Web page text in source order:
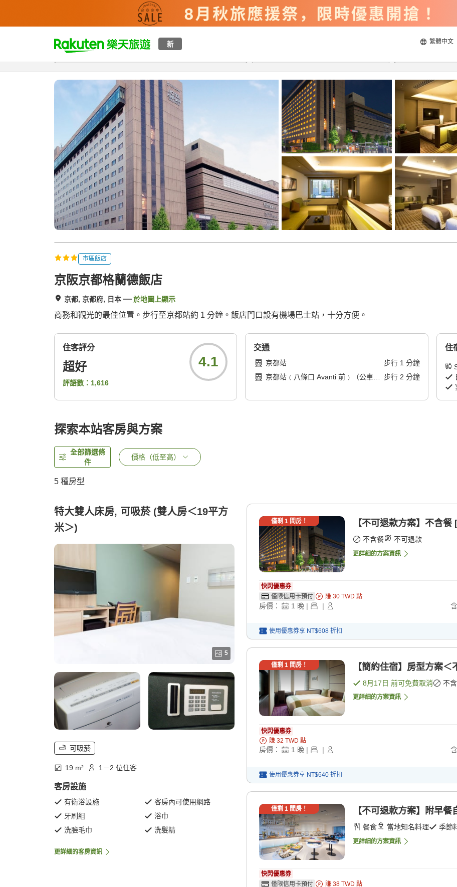
新 繁體中文
t
p
a
r
c
h
總覽客房與方案評語特點設施
市區飯店
京阪京都格蘭德飯店
京都, 京都府, 日本 於地圖上顯示
商務和觀光的最佳位置。步行至京都站約 1 分鐘。飯店門口設有機場巴士站，十分方便。
住客評分
超好
評語數： 1,616
4.1
交通
京都站 步行 1 分鐘
京都站﹙八條口 Avanti 前﹚（公車
步行 2 分鐘
住
探索本站客房與方案
全部篩選條
件
價格（低至高）
5 種房型
特大雙人床房, 可吸菸 (雙人房＜19平方
米＞)
5
可吸菸
19 m² 1－2 位住客
客房設施
有衛浴設施
客房內可使用網路
牙刷組
浴巾
洗臉毛巾
洗髮精
更詳細的客房資訊
僅剩 1間房！ 【不可退款方案】不含餐
不含餐 不可退款
更詳細的方案資訊
快閃優惠券
僅限信用卡預付
賺 30 TWD 點
房價： 1 晚 | |
使用優惠券享 NT$608 折扣
僅剩 1間房！ 【簡約住宿】房型方案
8月17日 前可免費取消 不
更詳細的方案資訊
快閃優惠券
賺 32 TWD 點
房價： 1 晚 | |
使用優惠券享 NT$640 折扣
僅剩 1間房！ 【不可退款方案】附早
餐食 當地知名料理 季節
更詳細的方案資訊
快閃優惠券
僅限信用卡預付
賺 38 TWD 點